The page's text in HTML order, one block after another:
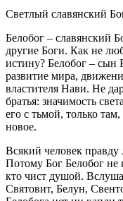
Светлый славянский
Белобог – славянский
другие Боги. Как не
истину? Белобог – сын
развитие мира,
властителя Нави. Не
братья: значимость
его с тьмой, только там,
новое.
Всякий человек правду
Потому Бог Белобог не
кто чист душой.
Святовит, Белун,